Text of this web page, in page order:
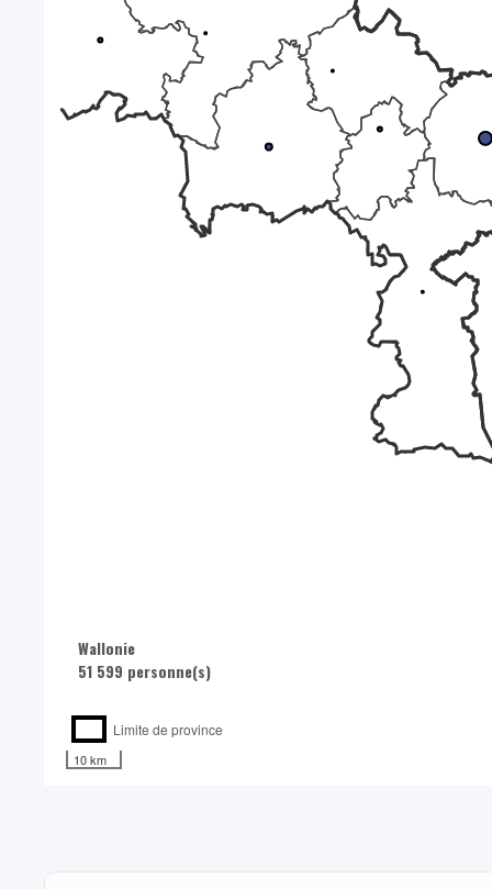
Wallonie
51 599 personne(s)
Limite de province
10 km